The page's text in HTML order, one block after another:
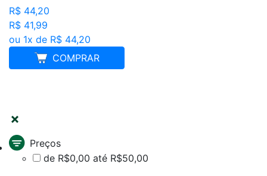
R$ 44,20
R$ 41,99
ou 1x de R$ 44,20
COMPRAR
Preços
de R$0,00 até R$50,00